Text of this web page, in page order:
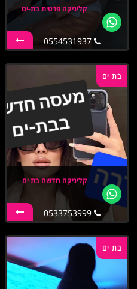
קליניקה פרטית בת-ים
0554531937
בת ים
קליניקה חדשה בת ים
0533753999
בת ים